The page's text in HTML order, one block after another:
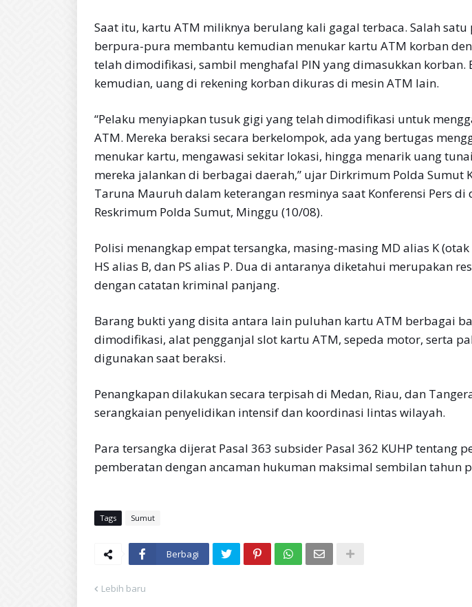
Saat itu, kartu ATM miliknya berulang kali gagal terbaca. Salah satu
berpura-pura membantu kemudian menukar kartu ATM korban
telah dimodifikasi, sambil menghafal PIN yang dimasukkan korban.
kemudian, uang di rekening korban dikuras di mesin ATM lain.
“Pelaku menyiapkan tusuk gigi yang telah dimodifikasi untuk
ATM. Mereka beraksi secara berkelompok, ada yang bertugas
menukar kartu, mengawasi sekitar lokasi, hingga menarik uang
mereka jalankan di berbagai daerah,” ujar Dirkrimum Polda Sumut
Taruna Mauruh dalam keterangan resminya saat Konferensi Pers di
Reskrimum Polda Sumut, Minggu (10/08).
Polisi menangkap empat tersangka, masing-masing MD alias K
HS alias B, dan PS alias P. Dua di antaranya diketahui merupakan
dengan catatan kriminal panjang.
Barang bukti yang disita antara lain puluhan kartu ATM berbagai
dimodifikasi, alat pengganjal slot kartu ATM, sepeda motor, serta
digunakan saat beraksi.
Penangkapan dilakukan secara terpisah di Medan, Riau, dan
serangkaian penyelidikan intensif dan koordinasi lintas wilayah.
Para tersangka dijerat Pasal 363 subsider Pasal 362 KUHP tentang
pemberatan dengan ancaman hukuman maksimal sembilan tahun
Tags Sumut
Berbagi
Lebih baru